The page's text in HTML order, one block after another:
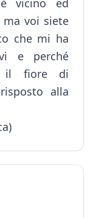
vicino ed
ma voi siete
che mi ha
e perché
il fiore di
alla